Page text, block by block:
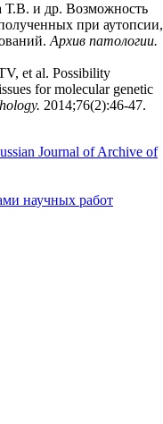
Т.В. и др. Возможность
при аутопсии,
Архив патологии.
et al. Possibility
for molecular genetic
2014;76(2):46‑47.